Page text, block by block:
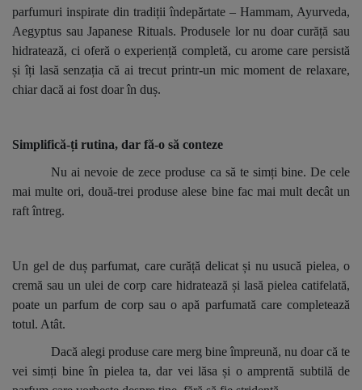
parfumuri inspirate din tradiții îndepărtate – Hammam, Ayurveda,
Aegyptus sau Japanese Rituals. Produsele lor nu doar curăță sau
hidratează, ci oferă o experiență completă, cu arome care persistă
și îți lasă senzația că ai trecut printr-un mic moment de relaxare,
chiar dacă ai fost doar în duș.
Simplifică-ți rutina, dar fă-o să conteze
Nu ai nevoie de zece produse ca să te simți bine. De cele
mai multe ori, două-trei produse alese bine fac mai mult decât un
raft întreg.
Un gel de duș parfumat, care curăță delicat și nu usucă pielea, o
cremă sau un ulei de corp care hidratează și lasă pielea catifelată,
poate un parfum de corp sau o apă parfumată care completează
totul. Atât.
Dacă alegi produse care merg bine împreună, nu doar că te
vei simți bine în pielea ta, dar vei lăsa și o amprentă subtilă de